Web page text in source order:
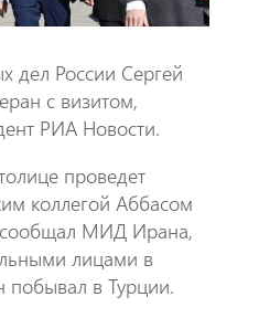
дел России Сергей
с визитом,
РИА Новости.
проведет
коллегой Аббасом
сообщал МИД Ирана,
лицами в
побывал в Турции.